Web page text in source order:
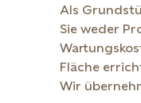
Als
Sie weder
Fläche
Wir